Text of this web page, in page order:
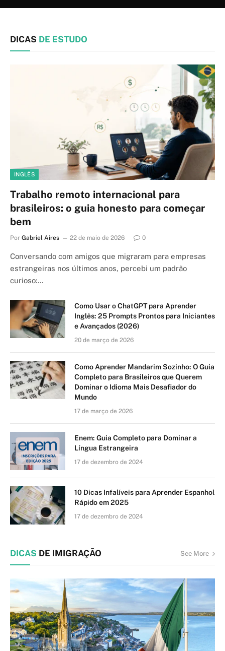
DICAS DE ESTUDO
INGLÊS
Trabalho remoto internacional para
brasileiros: o guia honesto para começar
bem
Por Gabriel Aires 22 de maio de 2026 0
Conversando com amigos que migraram para empresas
estrangeiras nos últimos anos, percebi um padrão
curioso:…
Como Usar o ChatGPT para Aprender
Inglês: 25 Prompts Prontos para Iniciantes
e Avançados (2026)
20 de março de 2026
Como Aprender Mandarim Sozinho: O Guia
Completo para Brasileiros que Querem
Dominar o Idioma Mais Desafiador do
Mundo
17 de março de 2026
Enem: Guia Completo para Dominar a
Língua Estrangeira
17 de dezembro de 2024
10 Dicas Infalíveis para Aprender Espanhol
Rápido em 2025
17 de dezembro de 2024
DICAS DE IMIGRAÇÃO See More